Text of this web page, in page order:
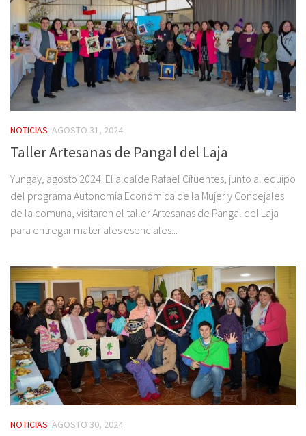
NOTICIAS AGOSTO 31, 2024
Taller Artesanas de Pangal del Laja
Yungay, agosto 2024: El alcalde Rafael Cifuentes, junto al equipo
del programa Autonomía Económica de la Mujer y Concejales
de la comuna, visitaron el taller Artesanas de Pangal del Laja
para entregar materiales esenciales...
NOTICIAS AGOSTO 30, 2024